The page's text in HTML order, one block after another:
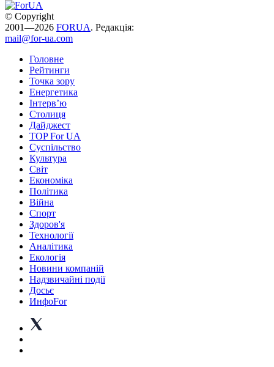
© Copyright
2001—2026 FORUA. Редакція:
mail@for-ua.com
Головне
Рейтинги
Точка зору
Енергетика
Інтерв’ю
Столиця
Дайджест
TOP For UA
Суспiльство
Культура
Світ
Економіка
Політика
Війна
Спорт
Здоров'я
Технології
Аналітика
Екологія
Новини компаній
Надзвичайні події
Досьє
ИнфоFor